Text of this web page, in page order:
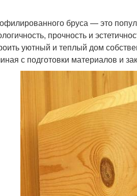
бруса — это
прочность и
уютный и теплый дом
с подготовки материалов и